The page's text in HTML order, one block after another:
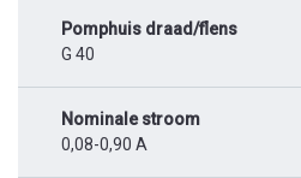
Pomphuis draad/flens
G 40
Nominale stroom
0,08-0,90 A